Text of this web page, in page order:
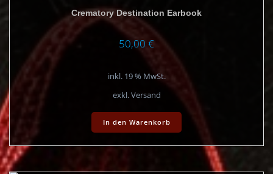
Crematory Destination Earbook
50,00 €
inkl. 19 % MwSt.
exkl. Versand
In den Warenkorb